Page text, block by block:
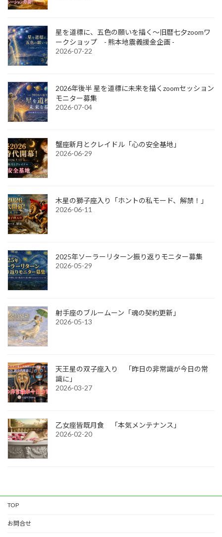
星を道標に、五色の願いを描く～旧暦七夕zoomワ
ークショップ - 熊本地震義援金企画 -
2026-07-22
2026年後半 星を道標に未来を描くzoomセッション
モニター募集
2026-07-04
蟹座新月とクレイドル「心の安全基地」
2026-06-29
木星の獅子座入り「ホントの私モード、解禁！」
2026-06-11
2025年ソーラーリターン振り返りモニター募集
2026-05-29
射手座のブルームーン「魂の契約更新」
2026-05-13
天王星の双子座入り 「昨日の非常識が今日の常
識に」
2026-03-27
乙女座皆既月食 「本気メンテナンス」
2026-02-20
TOP
お問合せ